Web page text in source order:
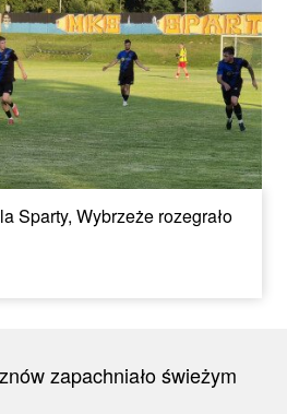
Sparty, Wybrzeże rozegrało
zapachniało świeżym